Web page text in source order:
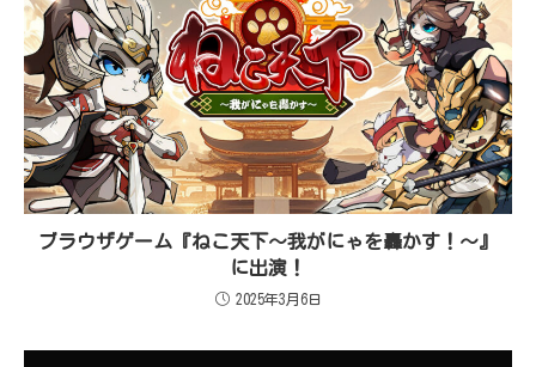
ブラウザゲーム『ねこ天下～我がにゃを轟かす！～』
に出演！
2025年3月6日